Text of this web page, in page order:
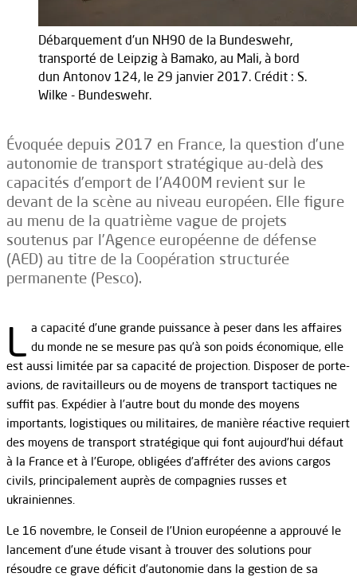
Débarquement d'un NH90 de la Bundeswehr,
transporté de Leipzig à Bamako, au Mali, à bord
dun Antonov 124, le 29 janvier 2017. Crédit : S.
Wilke - Bundeswehr.
Évoquée depuis 2017 en France, la question d’une
autonomie de transport stratégique au-delà des
capacités d’emport de l’A400M revient sur le
devant de la scène au niveau européen. Elle figure
au menu de la quatrième vague de projets
soutenus par l’Agence européenne de défense
(AED) au titre de la Coopération structurée
permanente (Pesco).
L a capacité d’une grande puissance à peser dans les affaires
du monde ne se mesure pas qu’à son poids économique, elle
est aussi limitée par sa capacité de projection. Disposer de porte-
avions, de ravitailleurs ou de moyens de transport tactiques ne
suffit pas. Expédier à l’autre bout du monde des moyens
importants, logistiques ou militaires, de manière réactive requiert
des moyens de transport stratégique qui font aujourd’hui défaut
à la France et à l’Europe, obligées d’affréter des avions cargos
civils, principalement auprès de compagnies russes et
ukrainiennes.
Le 16 novembre, le Conseil de l’Union européenne a approuvé le
lancement d’une étude visant à trouver des solutions pour
résoudre ce grave déficit d’autonomie dans la gestion de sa